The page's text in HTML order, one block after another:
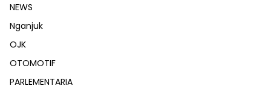
NEWS
Nganjuk
OJK
OTOMOTIF
PARLEMENTARIA